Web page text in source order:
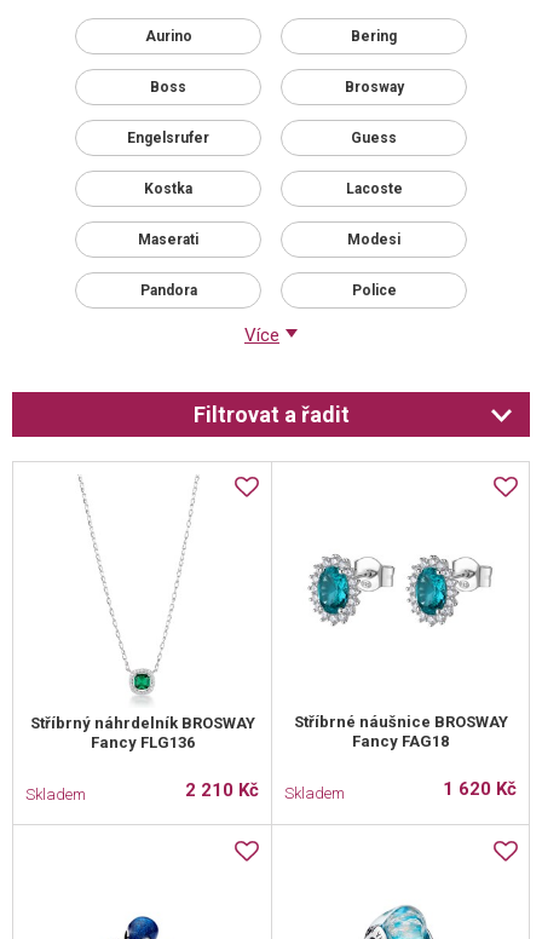
Aurino Bering
Boss Brosway
Engelsrufer Guess
Kostka Lacoste
Maserati Modesi
Pandora Police
Více
Filtrovat a řadit
Stříbrný náhrdelník BROSWAY
Fancy FLG136
Skladem 2 210 Kč
Stříbrné náušnice BROSWAY
Fancy FAG18
Skladem 1 620 Kč